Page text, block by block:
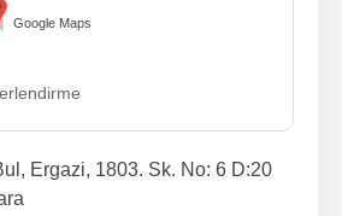
Google Maps
Ergazi, 1803. Sk. No: 6 D:20